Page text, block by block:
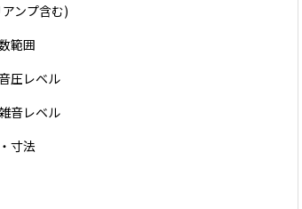
ンプ含む)
範囲
圧レベル
音レベル
寸法